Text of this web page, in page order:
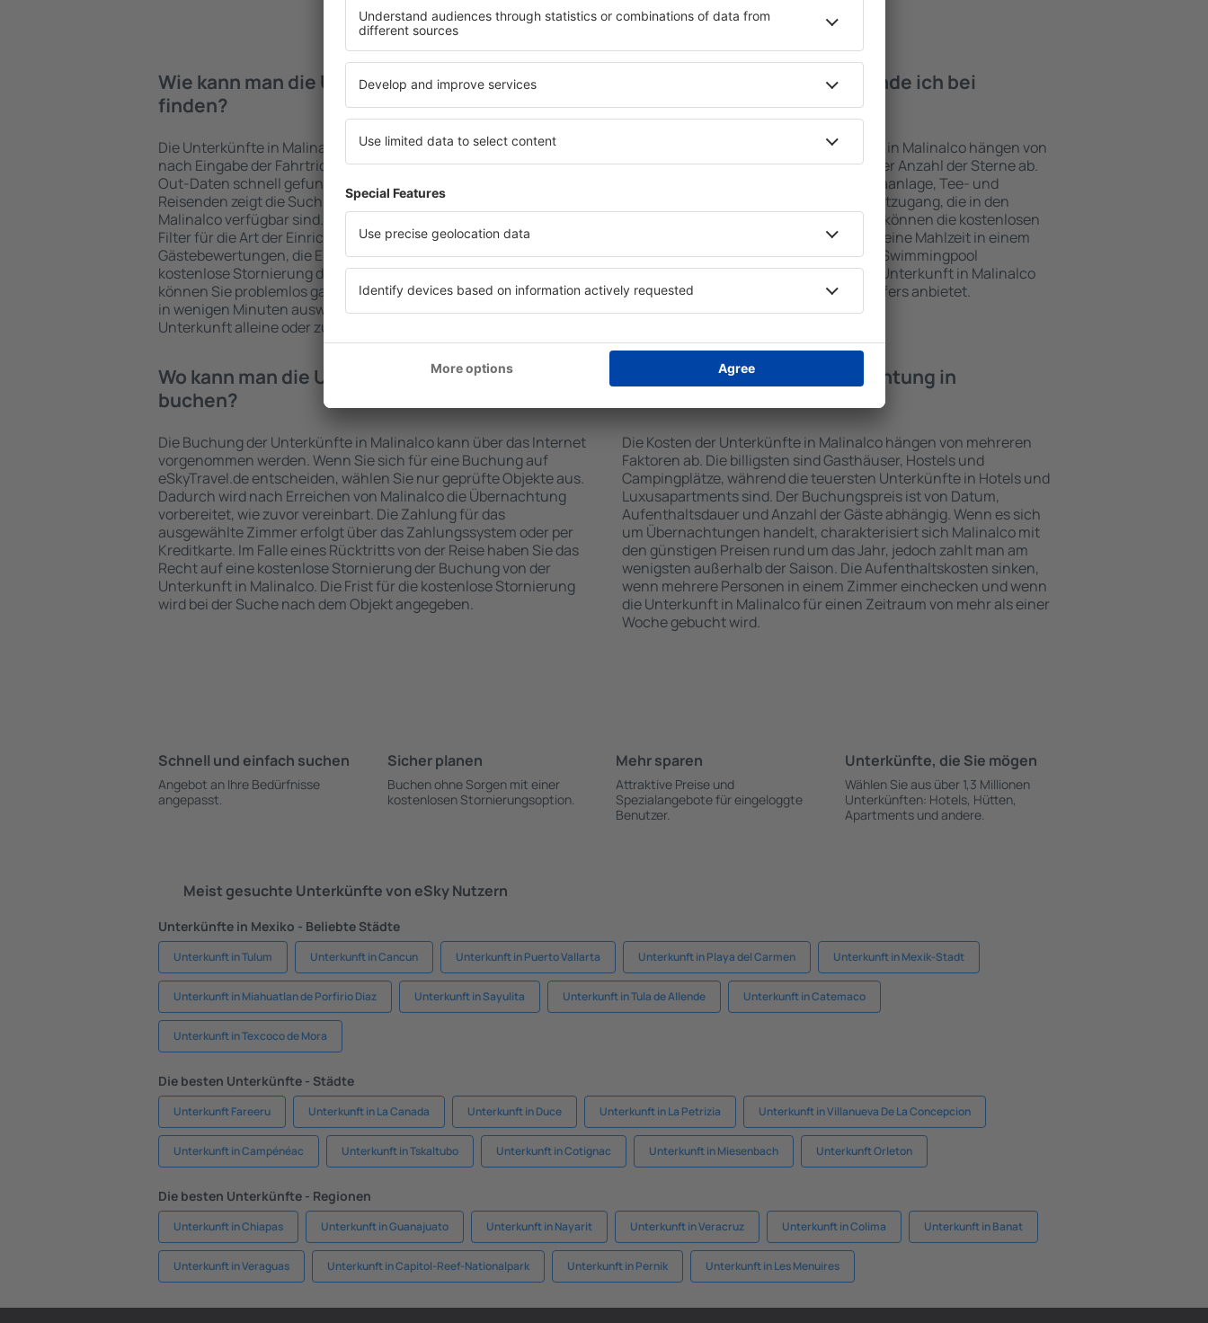
Wie kann man die Unterkünfte in Malinalco
finden?
Die Unterkünfte in Malinalco werden von der Suchmaschine
nach Eingabe der Fahrtrichtung und der Check-In- und Check-
Out-Daten schnell gefunden. Nach Auswahl der Anzahl der
Reisenden zeigt die Suchmaschine an, welche Unterkünfte in
Malinalco verfügbar sind. Die Auswahl der Unterkunft wird durch
Filter für die Art der Einrichtung und die Anzahl der Sterne, die
Gästebewertungen, die Entfernung zum Zentrum und die
kostenlose Stornierung der Buchung erleichtert. Dadurch
können Sie problemlos ganz einfach eine Unterkunft in Malinalco
in wenigen Minuten auswählen. Sie können je nach Bedarf eine
Unterkunft alleine oder zusammen mit dem Flug buchen.
Welche Annehmlichkeiten finde ich bei
Unterkünften in Malinalco?
Die Annehmlichkeiten bei Unterkünften in Malinalco hängen von
der Art des ausgewählten Objekts und der Anzahl der Sterne ab.
Gäste nutzen Küchenzeile, Balkon, Klimaanlage, Tee- und
Kaffeezubehör, Handtücher und Internetzugang, die in den
Unterkünften verfügbar sind. Besucher können die kostenlosen
Parkplätze an der Unterkunft benutzen, eine Mahlzeit in einem
Restaurant bestellen oder ein Hotel mit Swimmingpool
auswählen. Sie können zusätzlich eine Unterkunft in Malinalco
buchen, die den Gästen Flughafentransfers anbietet.
Wo kann man die Unterkünfte in Malinalco
buchen?
Die Buchung der Unterkünfte in Malinalco kann über das Internet
vorgenommen werden. Wenn Sie sich für eine Buchung auf
eSkyTravel.de entscheiden, wählen Sie nur geprüfte Objekte aus.
Dadurch wird nach Erreichen von Malinalco die Übernachtung
vorbereitet, wie zuvor vereinbart. Die Zahlung für das
ausgewählte Zimmer erfolgt über das Zahlungssystem oder per
Kreditkarte. Im Falle eines Rücktritts von der Reise haben Sie das
Recht auf eine kostenlose Stornierung der Buchung von der
Unterkunft in Malinalco. Die Frist für die kostenlose Stornierung
wird bei der Suche nach dem Objekt angegeben.
Wie viel kostet eine Übernachtung in
Die Kosten der Unterkünfte in Malinalco hängen von mehreren
Faktoren ab. Die billigsten sind Gasthäuser, Hostels und
Campingplätze, während die teuersten Unterkünfte in Hotels und
Luxusapartments sind. Der Buchungspreis ist von Datum,
Aufenthaltsdauer und Anzahl der Gäste abhängig. Wenn es sich
um Übernachtungen handelt, charakterisiert sich Malinalco mit
den günstigen Preisen rund um das Jahr, jedoch zahlt man am
wenigsten außerhalb der Saison. Die Aufenthaltskosten sinken,
wenn mehrere Personen in einem Zimmer einchecken und wenn
die Unterkunft in Malinalco für einen Zeitraum von mehr als einer
Woche gebucht wird.
Schnell und einfach suchen
Angebot an Ihre Bedürfnisse
angepasst.
Sicher planen
Buchen ohne Sorgen mit einer
kostenlosen Stornierungsoption.
Mehr sparen
Attraktive Preise und
Spezialangebote für eingeloggte
Benutzer.
Unterkünfte, die Sie mögen
Wählen Sie aus über 1,3 Millionen
Unterkünften: Hotels, Hütten,
Apartments und andere.
Meist gesuchte Unterkünfte von eSky Nutzern
Unterkünfte in Mexiko - Beliebte Städte
Unterkunft in Tulum Unterkunft in Cancun Unterkunft in Puerto Vallarta Unterkunft in Playa del Carmen Unterkunft in Mexik-Stadt
Unterkunft in Miahuatlan de Porfirio Diaz Unterkunft in Sayulita Unterkunft in Tula de Allende Unterkunft in Catemaco
Unterkunft in Texcoco de Mora
Die besten Unterkünfte - Städte
Unterkunft Fareeru Unterkunft in La Canada Unterkunft in Duce Unterkunft in La Petrizia Unterkunft in Villanueva De La Concepcion
Unterkunft in Campénéac Unterkunft in Tskaltubo Unterkunft in Cotignac Unterkunft in Miesenbach Unterkunft Orleton
Die besten Unterkünfte - Regionen
Unterkunft in Chiapas Unterkunft in Guanajuato Unterkunft in Nayarit Unterkunft in Veracruz Unterkunft in Colima Unterkunft in Banat
Unterkunft in Veraguas Unterkunft in Capitol-Reef-Nationalpark Unterkunft in Pernik Unterkunft in Les Menuires